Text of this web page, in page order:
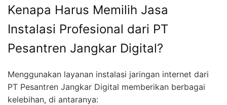
Kenapa Harus Memilih Jasa
Instalasi Profesional dari PT
Pesantren Jangkar Digital?
Menggunakan layanan instalasi jaringan internet dari
PT Pesantren Jangkar Digital memberikan berbagai
kelebihan, di antaranya: